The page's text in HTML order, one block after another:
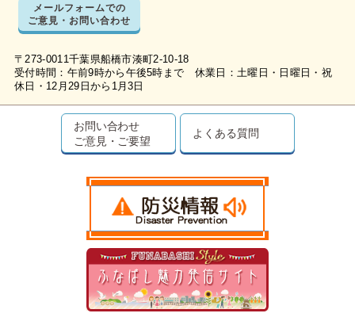
メールフォームでの
ご意見・お問い合わせ
〒273-0011千葉県船橋市湊町2-10-18
受付時間：午前9時から午後5時まで 休業日：土曜日・日曜日・祝
休日・12月29日から1月3日
お問い合わせ
ご意見・ご要望
よくある質問